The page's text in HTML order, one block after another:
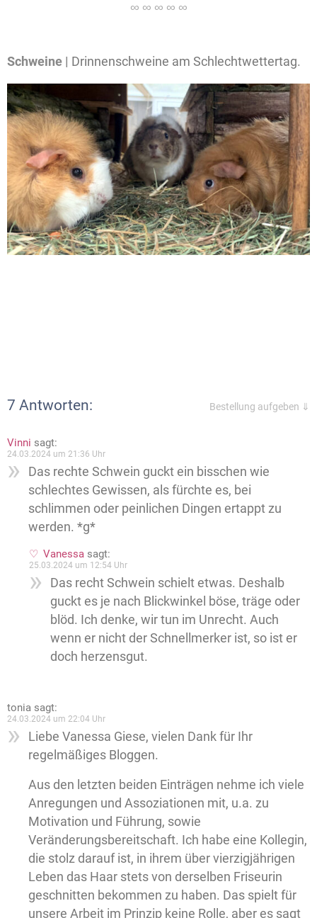
Schweine | Drinnenschweine am Schlechtwettertag.
7 Antworten: Bestellung aufgeben ⇓
Vinni sagt:
24.03.2024 um 21:36 Uhr
Das rechte Schwein guckt ein bisschen wie
schlechtes Gewissen, als fürchte es, bei
schlimmen oder peinlichen Dingen ertappt zu
werden. *g*
Vanessa sagt:
25.03.2024 um 12:54 Uhr
Das recht Schwein schielt etwas. Deshalb
guckt es je nach Blickwinkel böse, träge oder
blöd. Ich denke, wir tun im Unrecht. Auch
wenn er nicht der Schnellmerker ist, so ist er
doch herzensgut.
tonia sagt:
24.03.2024 um 22:04 Uhr
Liebe Vanessa Giese, vielen Dank für Ihr
regelmäßiges Bloggen.
Aus den letzten beiden Einträgen nehme ich viele
Anregungen und Assoziationen mit, u.a. zu
Motivation und Führung, sowie
Veränderungsbereitschaft. Ich habe eine Kollegin,
die stolz darauf ist, in ihrem über vierzigjährigen
Leben das Haar stets von derselben Friseurin
geschnitten bekommen zu haben. Das spielt für
unsere Arbeit im Prinzip keine Rolle, aber es sagt